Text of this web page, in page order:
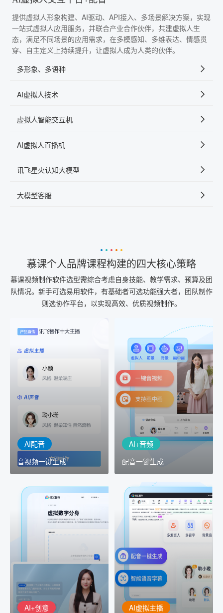
提供虚拟人形象构建、AI驱动、API接入、多场景解决方案，实现
一站式虚拟人应用服务，并联合产业合作伙伴，共建虚拟人生
态，满足不同场景的应用需求，在多模感知、多维表达、情感贯
穿、自主定义上持续提升，让虚拟人成为人类的伙伴。
多形象、多语种
AI虚拟人技术
虚拟人智能交互机
AI虚拟人直播机
讯飞星火认知大模型
大模型客服
慕课个人品牌课程构建的四大核心策略
慕课视频制作软件选型需综合考虑自身技能、教学需求、预算及团
队情况。新手可选易用软件，有基础者可选功能强大者，团队制作
则选协作平台，以实现高效、优质视频制作。
AI配音
音视频一键生成
AI配音
音视频一键生成
室"中输入文本或录音，一
出
AI+音频
配音一键生成
AI+音频
配音一键生成
AI+音频：基于全球领先的
TTS能力打造的AI音频制作
工具，输入文本、选择发
音人即可一键生成专业音
AI+创意
AI+创意
精品声音复刻
AI+创意：AIGC 能力集中
展示窗口，体验 AIGC 给
生活和生产带来的改变
AI虚拟主播
讯飞智作：让每一个内容
创作者高效生产灵活定制